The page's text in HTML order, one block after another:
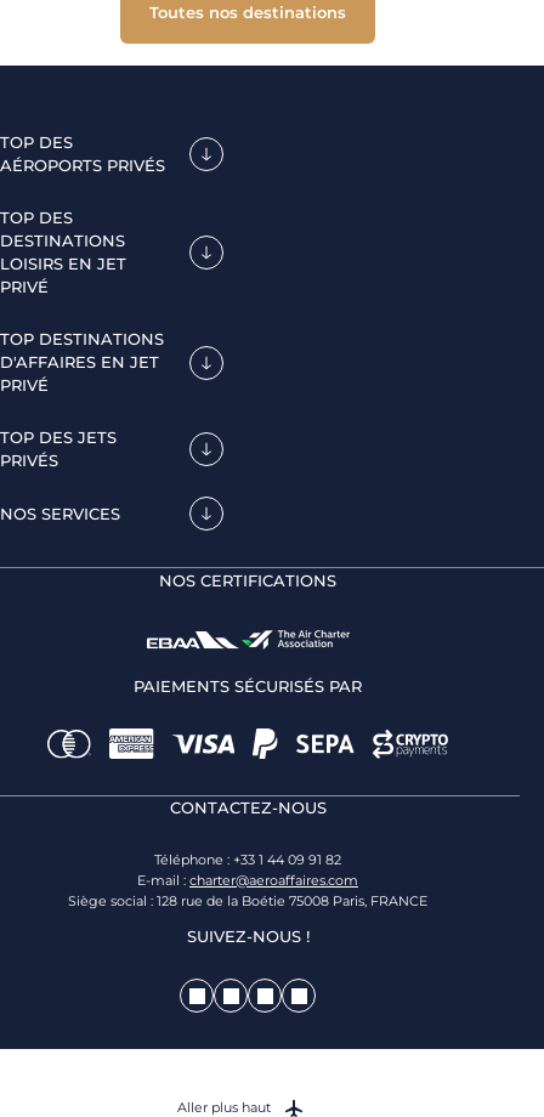
Toutes nos destinations
TOP DES
AÉROPORTS PRIVÉS
TOP DES
DESTINATIONS
LOISIRS EN JET
PRIVÉ
TOP DESTINATIONS
D'AFFAIRES EN JET
PRIVÉ
TOP DES JETS
PRIVÉS
NOS SERVICES
NOS CERTIFICATIONS
PAIEMENTS SÉCURISÉS PAR
CONTACTEZ-NOUS
Téléphone : +33 1 44 09 91 82
E-mail : charter@aeroaffaires.com
Siège social : 128 rue de la Boétie 75008 Paris, FRANCE
SUIVEZ-NOUS !
Aller plus haut